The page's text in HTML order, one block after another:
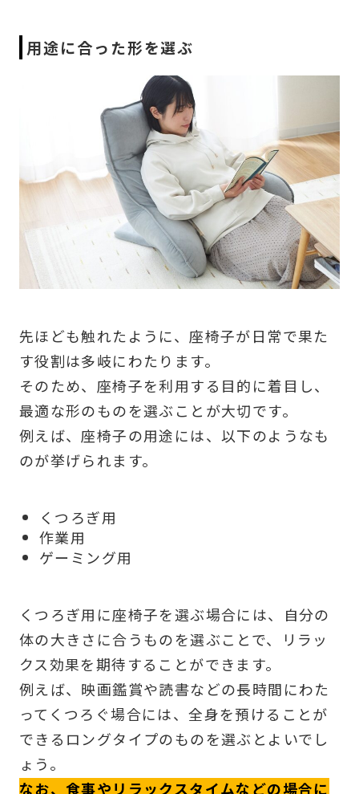
用途に合った形を選ぶ
先ほども触れたように、座椅子が日常で果た
す役割は多岐にわたります。
そのため、座椅子を利用する目的に着目し、
最適な形のものを選ぶことが大切です。
例えば、座椅子の用途には、以下のようなも
のが挙げられます。
くつろぎ用
作業用
ゲーミング用
くつろぎ用に座椅子を選ぶ場合には、自分の
体の大きさに合うものを選ぶことで、リラッ
クス効果を期待することができます。
例えば、映画鑑賞や読書などの長時間にわた
ってくつろぐ場合には、全身を預けることが
できるロングタイプのものを選ぶとよいでし
ょう。
なお、食事やリラックスタイムなどの場合に